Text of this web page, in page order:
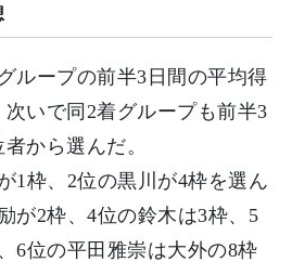
ループの前半3日間の平均得
いで同2着グループも前半3
から選んだ。
1枠、2位の黒川が4枠を選ん
が2枠、4位の鈴木は3枠、5
6位の平田雅崇は大外の8枠